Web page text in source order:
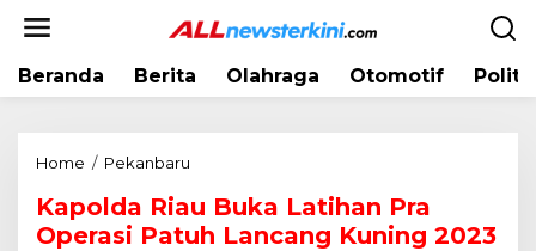
Beranda Berita Olahraga Otomotif
Home / Pekanbaru
p
o
Kapolda Riau Buka Latihan Pra
Operasi Patuh Lancang Kuning 2023